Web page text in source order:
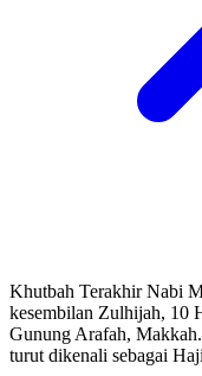
Khutbah Terakhir Nabi
kesembilan Zulhijah, 10
Gunung Arafah,
turut dikenali sebagai